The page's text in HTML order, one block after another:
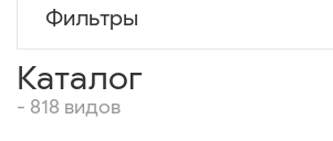
Фильтры
Каталог
- 818 видов